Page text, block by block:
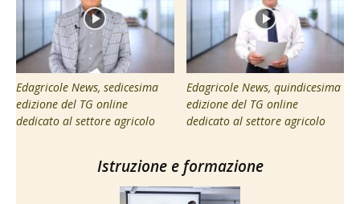
Edagricole News, sedicesima
edizione del TG online
dedicato al settore agricolo
Edagricole News, quindicesima
edizione del TG online
dedicato al settore agricolo
Istruzione e formazione